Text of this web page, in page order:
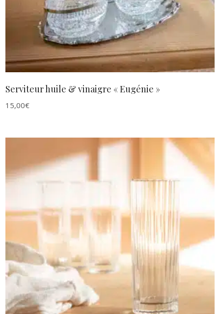
Serviteur huile & vinaigre « Eugénie »
15,00€
AJOUTER AU PANIER